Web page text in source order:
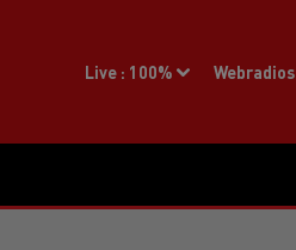
Live : 100% Webradios